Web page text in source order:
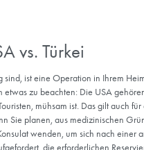
erzielen häufig
Entscheidung zu treffen,
der Türkei niedriger
Bestimmung der